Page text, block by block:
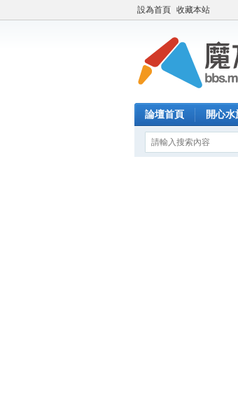
設為首頁 收藏本站
論壇首頁 開心水